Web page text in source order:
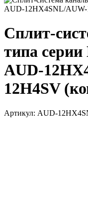
Сплит-
типа
AUD-
12H4SV
Артикул: AUD-